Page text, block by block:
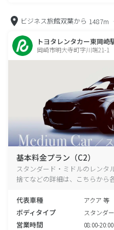
ビジネス旅館双葉から 1487m
トヨタレンタカー東岡崎
岡崎市明大寺町字川端21-1
基本料金プラン（C2）
スタンダード・ミドルのレンタ
捨てなどの詳細は、こちらから
代表車種 アクア 等
ボディタイプ スタンダ
営業時間 08:00-20:00